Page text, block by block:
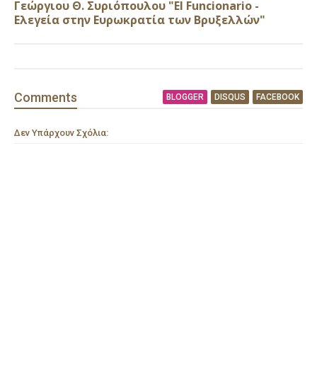
Γεώργιου Θ. Συριόπουλου "El Funcionario -
Ελεγεία στην Ευρωκρατία των Βρυξελλών"
Comments BLOGGER DISQUS FACEBOOK
Δεν Υπάρχουν Σχόλια: